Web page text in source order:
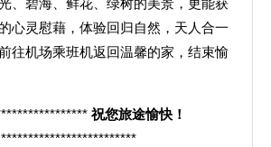
、碧海、鲜花、绿树的美景，更能获
心灵慰藉，体验回归自然，天人合一
往机场乘班机返回温馨的家，结束愉
祝您旅途愉快！
*************************